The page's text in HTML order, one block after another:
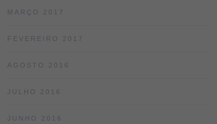
MARÇO 2017
FEVEREIRO 2017
AGOSTO 2016
JULHO 2016
JUNHO 2016